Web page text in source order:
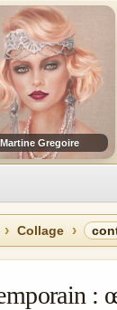
Martine Gregoire
Collage
: